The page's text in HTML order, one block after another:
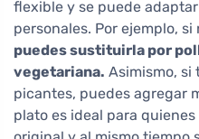
flexible y se puede
personales. Por ejemplo,
puedes sustituirla por
vegetariana. Asimismo, si
picantes, puedes agregar
plato es ideal para